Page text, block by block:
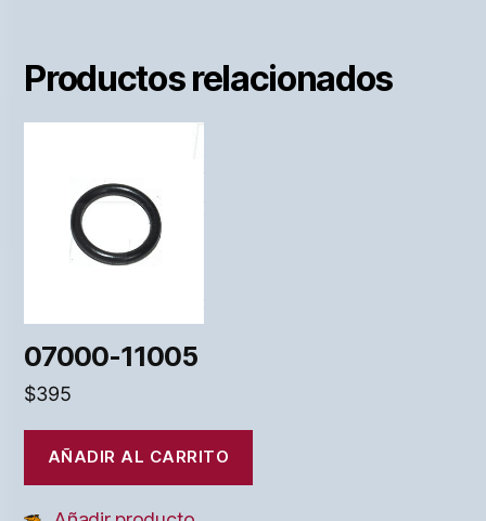
Productos relacionados
07000-11005
$395
AÑADIR AL CARRITO